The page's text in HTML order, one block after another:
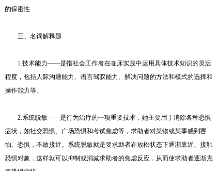
的保密性
三、名词解释题
1.技术能力——是指社会工作者在临床实践中运用具体技术知识的灵活
程度，包括人际沟通能力、语言驾驭能力、解决问题的方法和模式的选择和
操作能力等。
2.系统脱敏——是行为治疗的一项重要技术，她主要用于消除各种恐惧
症状，如社交恐惧、广场恐惧和考试焦虑等，求助者对某物或某事感到害
怕、恐惧，不敢接近。系统脱敏就是要求助者在放松状态下逐渐靠近、接触
恐惧对象，这样就可以抑制或消减求助者的焦虑反应，从而使求助者逐渐克